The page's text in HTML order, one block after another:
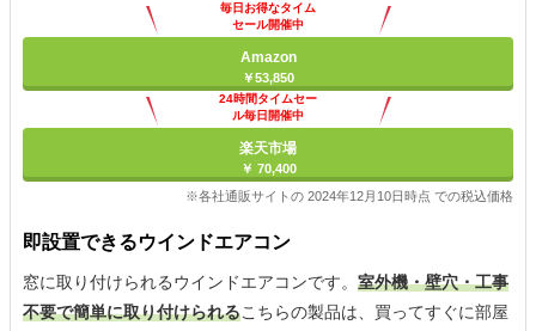
毎日お得なタイム
セール開催中
Amazon
￥53,850
24時間タイムセー
ル毎日開催中
楽天市場
￥ 70,400
※各社通販サイトの 2024年12月10日時点 での税込価格
即設置できるウインドエアコン
窓に取り付けられるウインドエアコンです。 室外機・壁穴・工事
不要で簡単に取り付けられるこちらの製品は、買ってすぐに部屋